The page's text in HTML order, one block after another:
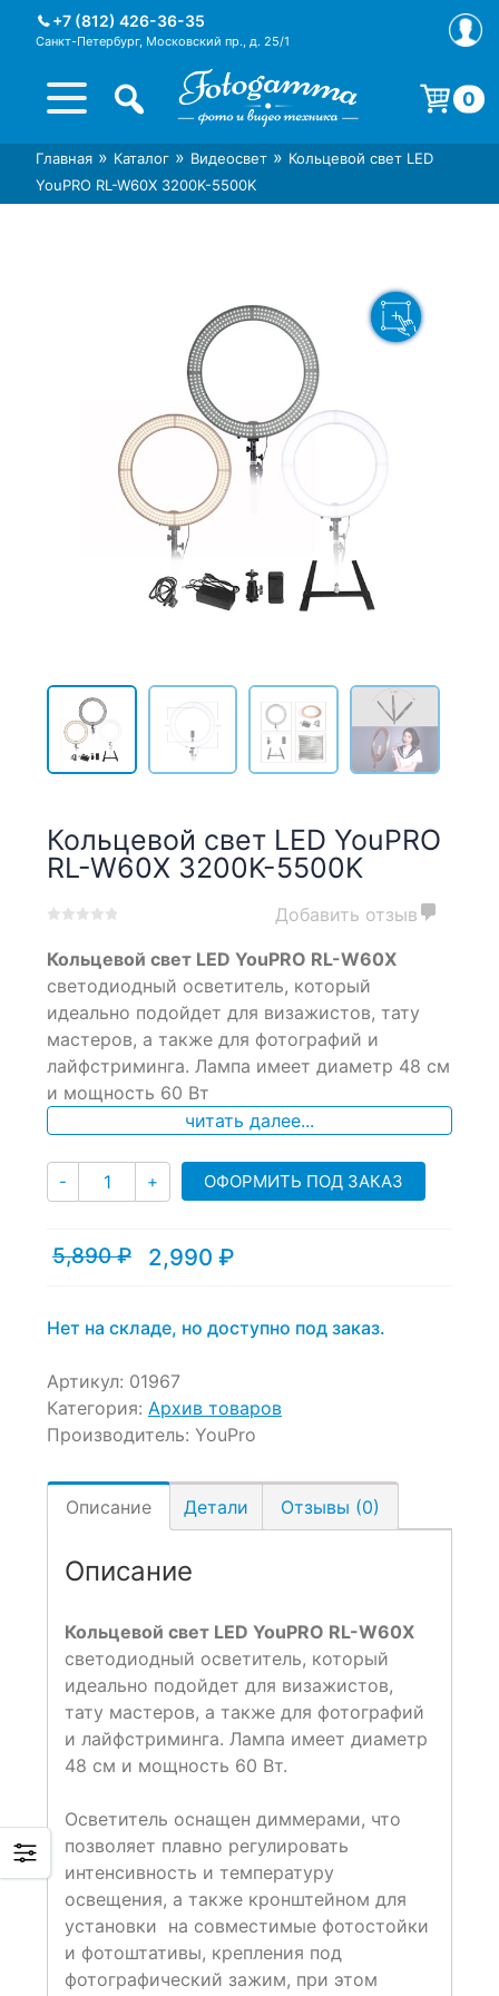
+7 (812) 426-36-35
Санкт-Петербург, Московский пр., д. 25/1
Интернет-магазин фототехники
Foto-Gamma в СПб
Магазин фотоаксессуаров foto-
gamma.ru
0
Корзина пуста.
Главная » Каталог » Видеосвет » Кольцевой свет LED
YouPRO RL-W60X 3200K-5500K
Кольцевой свет LED YouPRO
RL-W60X 3200K-5500K
out
on
customer
ratings
Добавить отзыв
Кольцевой свет LED YouPRO RL-W60X
светодиодный осветитель, который
идеально подойдет для визажистов, тату
мастеров, а также для фотографий и
лайфстриминга. Лампа имеет диаметр 48 см
и мощность 60 Вт
читать далее...
- Количество
+ ОФОРМИТЬ ПОД ЗАКАЗ
5,890₽
Первоначальная
5,890 ₽.
2,990 ₽
Текущая
Нет на складе, но доступно под заказ.
Артикул: 01967
Категория: Архив товаров
Производитель: YouPro
Описание Детали Отзывы (0)
Описание
Кольцевой свет LED YouPRO RL-W60X
светодиодный осветитель, который
идеально подойдет для визажистов,
тату мастеров, а также для фотографий
и лайфстриминга. Лампа имеет диаметр
48 см и мощность 60 Вт.
Осветитель оснащен диммерами, что
позволяет плавно регулировать
интенсивность и температуру
освещения, а также кронштейном для
установки на совместимые фотостойки
и фотоштативы, крепления под
фотографический зажим, при этом